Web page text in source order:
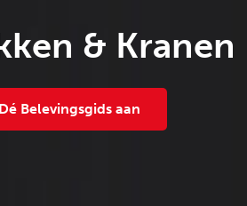
& Kranen
Belevingsgids aan